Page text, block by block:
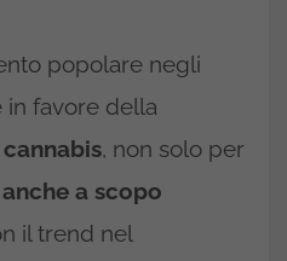
popolare negli
in favore della
, non solo per
a scopo
il trend nel